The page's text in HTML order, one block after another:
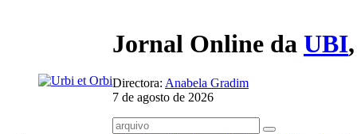
Jornal Online da UBI
Directora: Anabela Gradim
7 de agosto de 2026